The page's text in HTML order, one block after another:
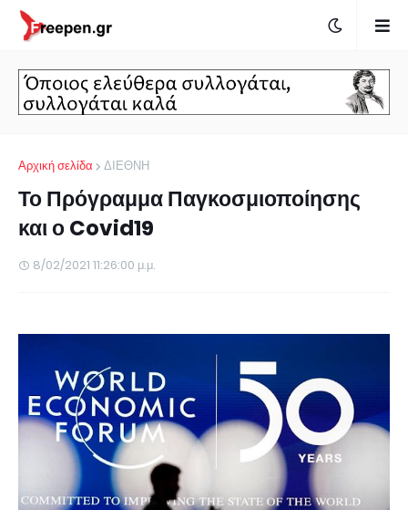
Αρχική σελίδα ΔΙΕΘΝΗ
Το Πρόγραμμα Παγκοσμιοποίησης
και ο Covid19
8/02/2021 11:26:00 μ.μ.